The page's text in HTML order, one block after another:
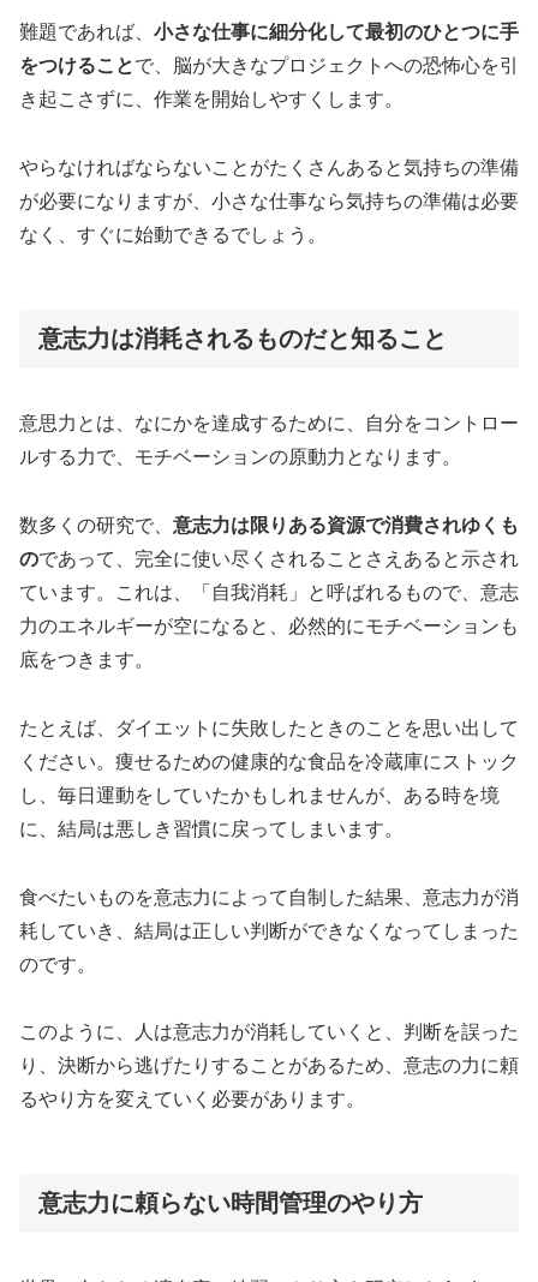
難題であれば、 小さな仕事に細分化して最初のひとつに手
をつけることで、脳が大きなプロジェクトへの恐怖心を引
き起こさずに、作業を開始しやすくします。
やらなければならないことがたくさんあると気持ちの準備
が必要になりますが、小さな仕事なら気持ちの準備は必要
なく、すぐに始動できるでしょう。
意志力は消耗されるものだと知ること
意思力とは、なにかを達成するために、自分をコントロー
ルする力で、モチベーションの原動力となります。
数多くの研究で、 意志力は限りある資源で消費されゆくも
のであって、完全に使い尽くされることさえあると示され
ています。これは、「自我消耗」と呼ばれるもので、意志
力のエネルギーが空になると、必然的にモチベーションも
底をつきます。
たとえば、ダイエットに失敗したときのことを思い出して
ください。痩せるための健康的な食品を冷蔵庫にストック
し、毎日運動をしていたかもしれませんが、ある時を境
に、結局は悪しき習慣に戻ってしまいます。
食べたいものを意志力によって自制した結果、意志力が消
耗していき、結局は正しい判断ができなくなってしまった
のです。
このように、人は意志力が消耗していくと、判断を誤った
り、決断から逃げたりすることがあるため、意志の力に頼
るやり方を変えていく必要があります。
意志力に頼らない時間管理のやり方